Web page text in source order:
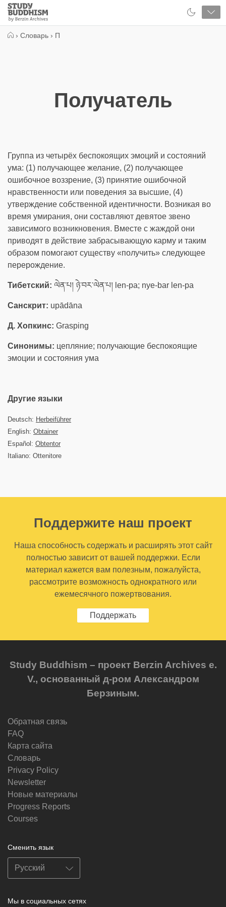
Close
Study
Buddhism
› Словарь › П
Получатель
Группа из четырёх беспокоящих эмоций и состояний
ума: (1) получающее желание, (2) получающее
ошибочное воззрение, (3) принятие ошибочной
нравственности или поведения за высшие, (4)
утверждение собственной идентичности. Возникая во
время умирания, они составляют девятое звено
зависимого возникновения. Вместе с жаждой они
приводят в действие забрасывающую карму и таким
образом помогают существу «получить» следующее
перерождение.
Тибетский: ལེན་པ། ཉེ་བར་ལེན་པ། len-pa; nye-bar len-pa
Санскрит: upādāna
Д. Хопкинс: Grasping
Синонимы: цепляние; получающие беспокоящие
эмоции и состояния ума
Другие языки
Deutsch: Herbeiführer
English: Obtainer
Español: Obtentor
Italiano: Ottenitore
Поддержите наш проект
Наша способность содержать и расширять этот сайт
полностью зависит от вашей поддержки. Если
материал кажется вам полезным, пожалуйста,
рассмотрите возможность однократного или
ежемесячного пожертвования.
Поддержать
Study Buddhism – проект Berzin Archives e.
V., основанный д-ром Александром
Берзиным.
Обратная связь
FAQ
Карта сайта
Словарь
Privacy Policy
Newsletter
Новые материалы
Progress Reports
Courses
Сменить язык
Мы в социальных сетях